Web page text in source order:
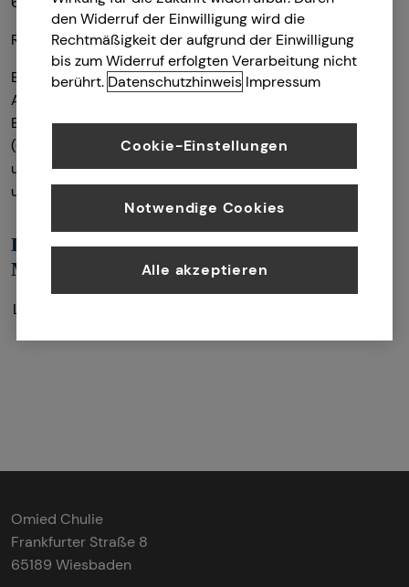
Registrierungsnummer: D-F-146-81GB-22
Berufsbezeichnung: Finanzanlagenvermittler nach § 34f
Abs. 1 Satz 1 Nr. 1 GewO Bundesrepublik Deutschland
Berufsrechtliche Regelungen: § 34 f Gewerbeordnung
(GewO), Verordnung über die Versicherungsvermittlung
und -beratung (VersVermV), abrufbar
unter www.gesetze-im-internet.de
Das Impressum gilt auch für folgende Social
Media Profile
LinkedIn:
Omied Chulie
Frankfurter Straße 8
65189 Wiesbaden
den Widerruf der Einwilligung wird die
Rechtmäßigkeit der aufgrund der Einwilligung
bis zum Widerruf erfolgten Verarbeitung nicht
berührt. Datenschutzhinweis Impressum
Cookie-Einstellungen
Notwendige Cookies
Alle akzeptieren